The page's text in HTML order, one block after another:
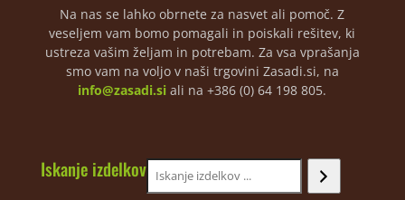
Na nas se lahko obrnete za nasvet ali pomoč. Z
veseljem vam bomo pomagali in poiskali rešitev, ki
ustreza vašim željam in potrebam. Za vsa vprašanja
smo vam na voljo v naši trgovini Zasadi.si, na
info@zasadi.si ali na +386 (0) 64 198 805.
Iskanje izdelkov